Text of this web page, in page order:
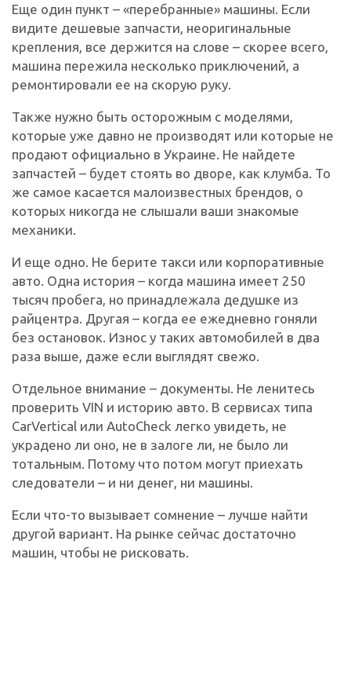
Еще один пункт – «перебранные» машины. Если
видите дешевые запчасти, неоригинальные
крепления, все держится на слове – скорее всего,
машина пережила несколько приключений, а
ремонтировали ее на скорую руку.
Также нужно быть осторожным с моделями,
которые уже давно не производят или которые не
продают официально в Украине. Не найдете
запчастей – будет стоять во дворе, как клумба. То
же самое касается малоизвестных брендов, о
которых никогда не слышали ваши знакомые
механики.
И еще одно. Не берите такси или корпоративные
авто. Одна история – когда машина имеет 250
тысяч пробега, но принадлежала дедушке из
райцентра. Другая – когда ее ежедневно гоняли
без остановок. Износ у таких автомобилей в два
раза выше, даже если выглядят свежо.
Отдельное внимание – документы. Не ленитесь
проверить VIN и историю авто. В сервисах типа
CarVertical или AutoCheck легко увидеть, не
украдено ли оно, не в залоге ли, не было ли
тотальным. Потому что потом могут приехать
следователи – и ни денег, ни машины.
Если что-то вызывает сомнение – лучше найти
другой вариант. На рынке сейчас достаточно
машин, чтобы не рисковать.